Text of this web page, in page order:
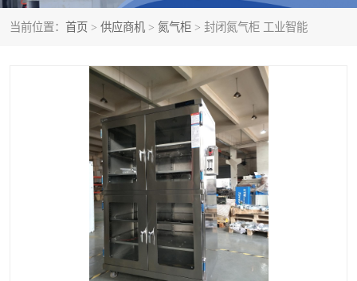
当前位置： 首页 > 供应商机 > 氮气柜 > 封闭氮气柜 工业智能